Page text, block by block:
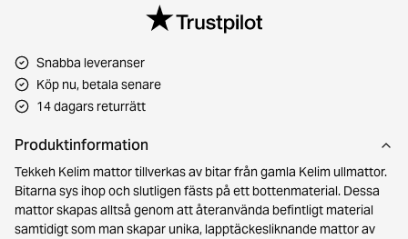
Snabba leveranser
Köp nu, betala senare
14 dagars returrätt
Produktinformation
Tekkeh Kelim mattor tillverkas av bitar från gamla Kelim ullmattor.
Bitarna sys ihop och slutligen fästs på ett bottenmaterial. Dessa
mattor skapas alltså genom att återanvända befintligt material
samtidigt som man skapar unika, lapptäckesliknande mattor av